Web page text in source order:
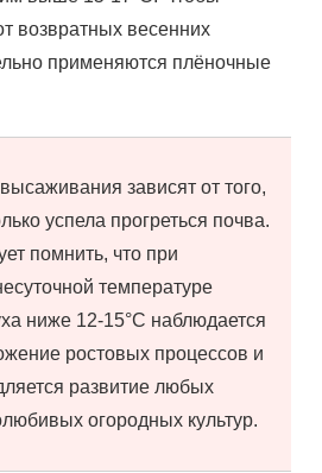
возвратных весенних
применяются плёночные
зависят от того,
успела прогреться почва.
помнить, что при
температуре
ниже 12-15°С наблюдается
ростовых процессов и
развитие любых
огородных культур.